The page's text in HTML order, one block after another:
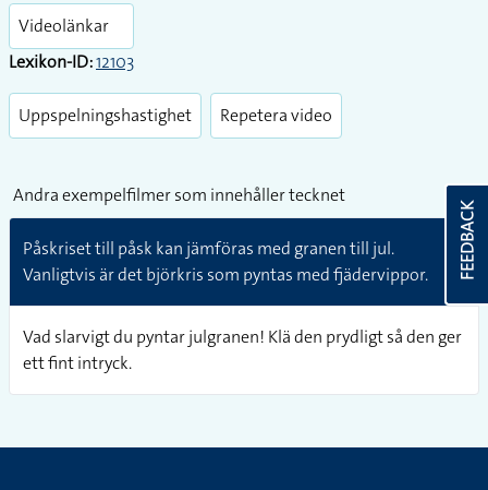
Videolänkar
Lexikon-ID:12103
Uppspelningshastighet Repetera video
Andra exempelfilmer som innehåller tecknet
Påskriset till påsk kan jämföras med granen till jul.
Vanligtvis är det björkris som pyntas med fjädervippor.
Vad slarvigt du pyntar julgranen! Klä den prydligt så den ger
ett fint intryck.
FEEDBACK